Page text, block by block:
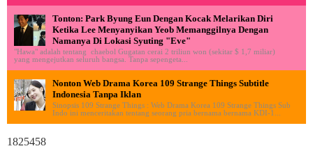
Tonton: Park Byung Eun Dengan Kocak Melarikan Diri
Ketika Lee Menyanyikan Yeob Memanggilnya Dengan
Namanya Di Lokasi Syuting "Eve"
"Hawa" adalah tentang chaebol Gugatan cerai 2 triliun won (sekitar $ 1,7 miliar)
yang mengejutkan seluruh bangsa. Tanpa sepengeta...
Nonton Web Drama Korea 109 Strange Things Subtitle
Indonesia Tanpa Iklan
Sinopsis 109 Strange Things : Web Drama Korea 109 Strange Things Sub
Indo ini menceritakan tentang seorang pria bernama bernama KDI-1...
1825458